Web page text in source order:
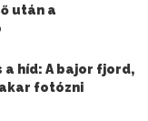
után a
a híd: A bajor fjord,
fotózni